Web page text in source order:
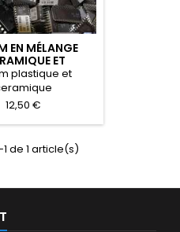
EN MÉLANGE
ET
plastique et
12,50 €
de 1 article(s)